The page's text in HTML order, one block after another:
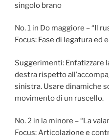
singolo brano
No. 1 in Do maggiore – “Il
Focus: Fase di legatura ed
Suggerimenti: Enfatizzare
destra rispetto
sinistra. Usare dinamiche
movimento di un ruscello.
No. 2 in la minore – “La
Focus: Articolazione e